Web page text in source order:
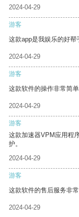
2024-04-29
游客
这款app是我娱乐的好帮
2024-04-29
游客
这款软件的操作非常简
2024-04-29
游客
这款加速器VPM应用程
护。
2024-04-29
游客
这款软件的售后服务非
2024-04-29